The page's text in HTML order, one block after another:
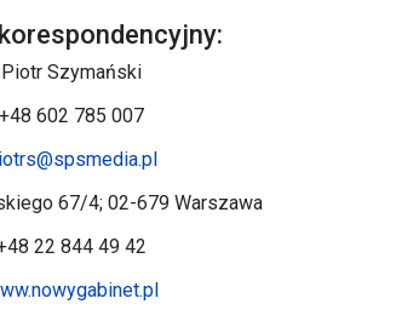
Piotr Szymański
+48 602 785 007
67/4; 02-679 Warszawa
22 844 49 42